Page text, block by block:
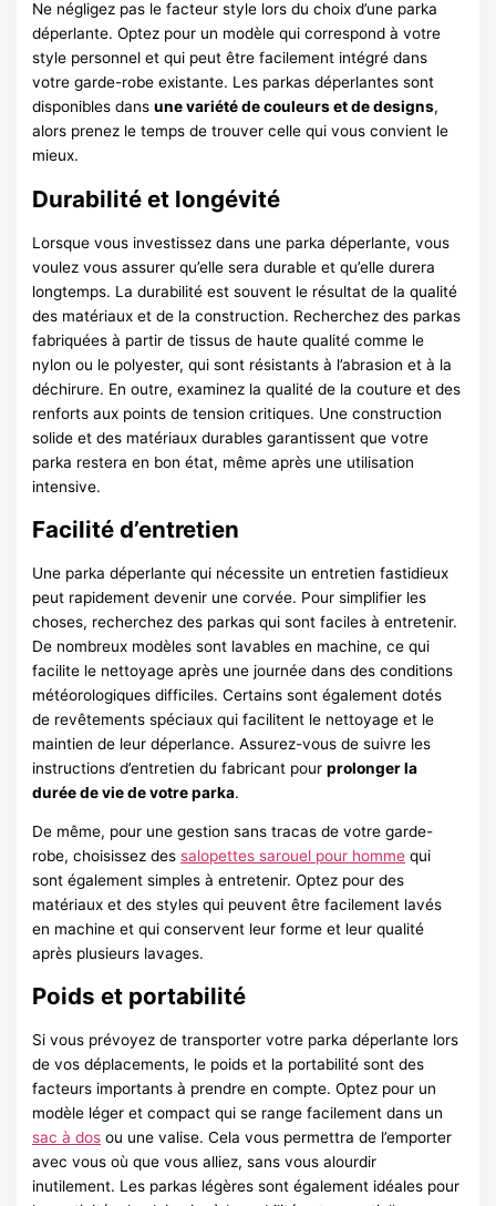
Ne négligez pas le facteur style lors du choix d’une parka
déperlante. Optez pour un modèle qui correspond à votre
style personnel et qui peut être facilement intégré dans
votre garde-robe existante. Les parkas déperlantes sont
disponibles dansune variété de couleurs et de designs,
alors prenez le temps de trouver celle qui vous convient le
mieux.
Durabilité et longévité
Lorsque vous investissez dans une parka déperlante, vous
voulez vous assurer qu’elle sera durable et qu’elle durera
longtemps. La durabilité est souvent le résultat de la qualité
des matériaux et de la construction. Recherchez des parkas
fabriquées à partir de tissus de haute qualité comme le
nylon ou le polyester, qui sont résistants à l’abrasion et à la
déchirure. En outre, examinez la qualité de la couture et des
renforts aux points de tension critiques. Une construction
solide et des matériaux durables garantissent que votre
parka restera en bon état, même après une utilisation
intensive.
Facilité d’entretien
Une parka déperlante qui nécessite un entretien fastidieux
peut rapidement devenir une corvée. Pour simplifier les
choses, recherchez des parkas qui sont faciles à entretenir.
De nombreux modèles sont lavables en machine, ce qui
facilite le nettoyage après une journée dans des conditions
météorologiques difficiles. Certains sont également dotés
de revêtements spéciaux qui facilitent le nettoyage et le
maintien de leur déperlance. Assurez-vous de suivre les
instructions d’entretien du fabricant pourprolonger la
durée de vie de votre parka.
De même, pour une gestion sans tracas de votre garde-
robe, choisissez dessalopettes sarouel pour homme qui
sont également simples à entretenir. Optez pour des
matériaux et des styles qui peuvent être facilement lavés
en machine et qui conservent leur forme et leur qualité
après plusieurs lavages.
Poids et portabilité
Si vous prévoyez de transporter votre parka déperlante lors
de vos déplacements, le poids et la portabilité sont des
facteurs importants à prendre en compte. Optez pour un
modèle léger et compact qui se range facilement dans un
sac à dos ou une valise. Cela vous permettra de l’emporter
avec vous où que vous alliez, sans vous alourdir
inutilement. Les parkas légères sont également idéales pour